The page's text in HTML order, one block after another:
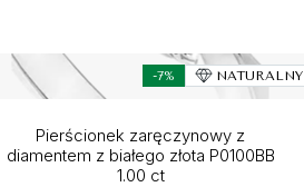
-7% NATURALNY
Pierścionek zaręczynowy z
diamentem z białego złota P0100BB
1.00 ct